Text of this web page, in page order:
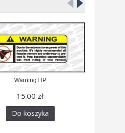
Warning HP
15.00 zł
Do koszyka